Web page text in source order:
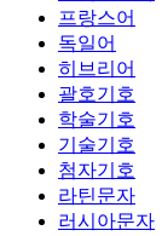
프랑스어
독일어
히브리어
괄호기호
학술기호
기술기호
첨자기호
라틴문자
러시아문자